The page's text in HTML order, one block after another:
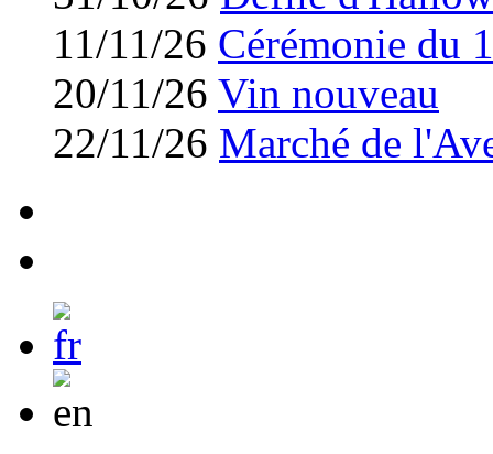
11/11/26 Cérémonie du
20/11/26 Vin nouveau
22/11/26 Marché de